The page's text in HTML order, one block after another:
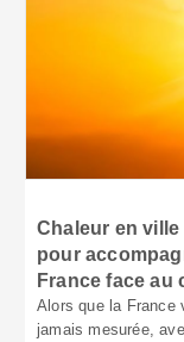
Chaleur en
pour
France face au
Alors que la France
jamais mesurée,